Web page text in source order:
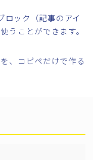
ロック（記事のアイ
うことができます。
、コピペだけで作る